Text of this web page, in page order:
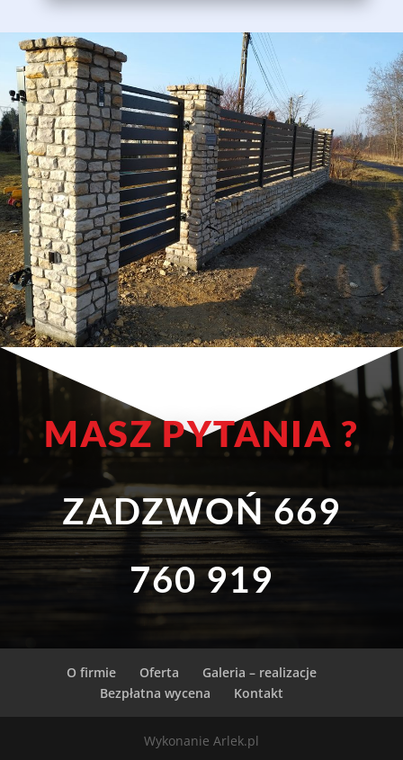
MASZ PYTANIA ?
ZADZWOŃ669
760 919
O firmie Oferta
Galeria – realizacje
Bezpłatna wycena
Kontakt
Wykonanie Arlek.pl